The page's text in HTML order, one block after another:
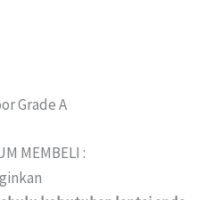
Grade A
MEMBELI :